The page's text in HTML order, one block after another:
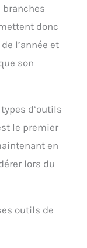
et est
Prise en
et
et le verrou
】 Utilisé
la taille
Ces
de vos
branches
donc
l’année et
son
d’outils
le premier
en
lors du
outils de